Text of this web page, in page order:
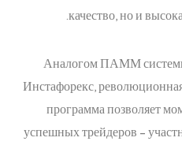
качество, но и
Аналогом ПАММ системы
Инстафорекс,
программа позволяет
успешных трейдеров –